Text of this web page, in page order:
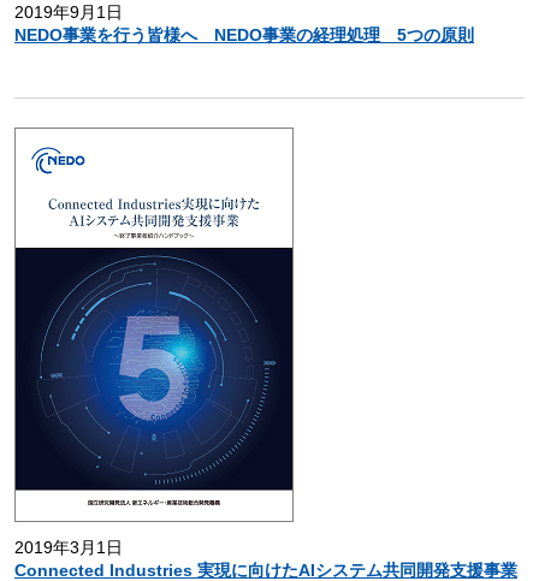
2019年9月1日
NEDO事業を行う皆様へ NEDO事業の経理処理 5つの原則
2019年3月1日
Connected Industries 実現に向けたAIシステム共同開発支援事業